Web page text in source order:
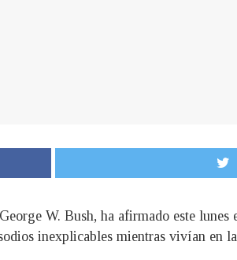
W. Bush, ha afirmado este
inexplicables mientras vivían en